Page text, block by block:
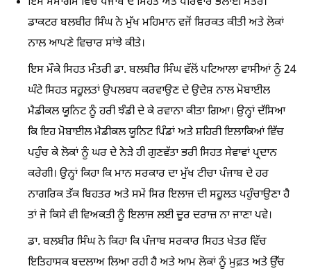
ਡਾਕਟਰ ਬਲਬੀਰ ਸਿੰਘ ਨੇ ਮੁੱਖ ਮਹਿਮਾਨ ਵਜੋਂ ਸ਼ਿਰਕਤ ਕੀਤੀ ਅਤੇ ਲੋਕਾਂ
ਨਾਲ ਆਪਣੇ ਵਿਚਾਰ ਸਾਂਝੇ ਕੀਤੇ।
ਇਸ ਮੌਕੇ ਸਿਹਤ ਮੰਤਰੀ ਡਾ. ਬਲਬੀਰ ਸਿੰਘ ਵੱਲੋਂ ਪਟਿਆਲਾ ਵਾਸੀਆਂ ਨੂੰ 24
ਘੰਟੇ ਸਿਹਤ ਸਹੂਲਤਾਂ ਉਪਲਬਧ ਕਰਵਾਉਣ ਦੇ ਉਦੇਸ਼ ਨਾਲ ਮੋਬਾਈਲ
ਮੈਡੀਕਲ ਯੂਨਿਟ ਨੂੰ ਹਰੀ ਝੰਡੀ ਦੇ ਕੇ ਰਵਾਨਾ ਕੀਤਾ ਗਿਆ। ਉਨ੍ਹਾਂ ਦੱਸਿਆ
ਕਿ ਇਹ ਮੋਬਾਈਲ ਮੈਡੀਕਲ ਯੂਨਿਟ ਪਿੰਡਾਂ ਅਤੇ ਸ਼ਹਿਰੀ ਇਲਾਕਿਆਂ ਵਿੱਚ
ਪਹੁੰਚ ਕੇ ਲੋਕਾਂ ਨੂੰ ਘਰ ਦੇ ਨੇੜੇ ਹੀ ਗੁਣਵੱਤਾ ਭਰੀ ਸਿਹਤ ਸੇਵਾਵਾਂ ਪ੍ਰਦਾਨ
ਕਰੇਗੀ। ਉਨ੍ਹਾਂ ਕਿਹਾ ਕਿ ਮਾਨ ਸਰਕਾਰ ਦਾ ਮੁੱਖ ਟੀਚਾ ਪੰਜਾਬ ਦੇ ਹਰ
ਨਾਗਰਿਕ ਤੱਕ ਬਿਹਤਰ ਅਤੇ ਸਮੇਂ ਸਿਰ ਇਲਾਜ ਦੀ ਸਹੂਲਤ ਪਹੁੰਚਾਉਣਾ ਹੈ
ਤਾਂ ਜੋ ਕਿਸੇ ਵੀ ਵਿਅਕਤੀ ਨੂੰ ਇਲਾਜ ਲਈ ਦੂਰ ਦਰਾਜ਼ ਨਾ ਜਾਣਾ ਪਵੇ।
ਡਾ. ਬਲਬੀਰ ਸਿੰਘ ਨੇ ਕਿਹਾ ਕਿ ਪੰਜਾਬ ਸਰਕਾਰ ਸਿਹਤ ਖੇਤਰ ਵਿੱਚ
ਇਤਿਹਾਸਕ ਬਦਲਾਅ ਲਿਆ ਰਹੀ ਹੈ ਅਤੇ ਆਮ ਲੋਕਾਂ ਨੂੰ ਮੁਫ਼ਤ ਅਤੇ ਉੱਚ